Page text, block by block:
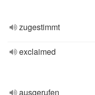
zugestimmt
exclaimed
ausgerufen